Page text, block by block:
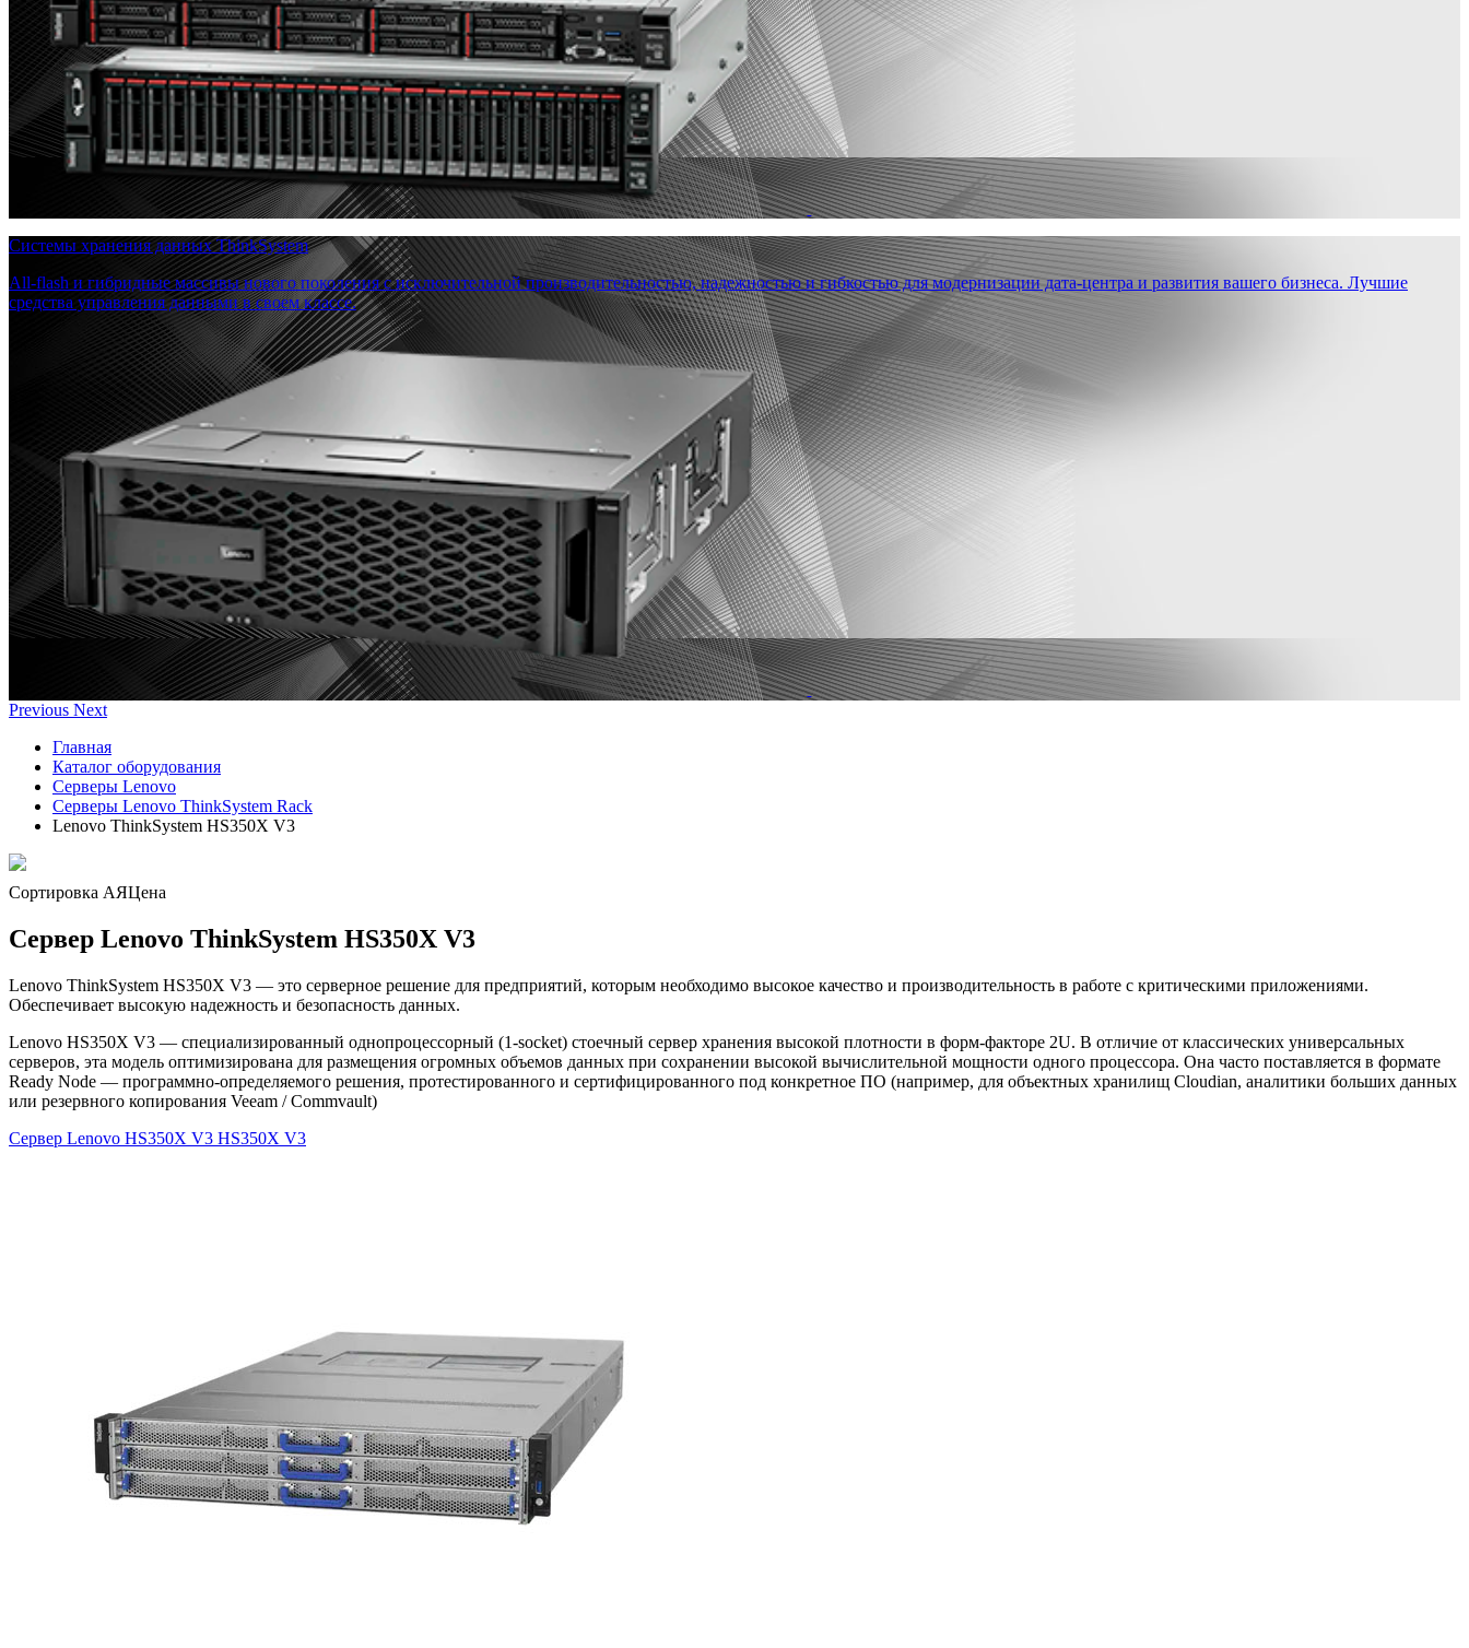
Системы хранения данных ThinkSystem
All-flash и гибридные массивы нового поколения с исключительной производительностью, надежностью и гибкостью для модернизации дата-центра и развития вашего бизнеса. Лучшие
средства управления данными в своем классе.
Previous Next
Главная
Каталог оборудования
Серверы Lenovo
Серверы Lenovo ThinkSystem Rack
Lenovo ThinkSystem HS350X V3
Сортировка АЯЦенa
Сервер Lenovo ThinkSystem HS350X V3
Lenovo ThinkSystem HS350X V3 — это серверное решение для предприятий, которым необходимо высокое качество и производительность в работе с критическими приложениями.
Обеспечивает высокую надежность и безопасность данных.
Lenovo HS350X V3 — специализированный однопроцессорный (1-socket) стоечный сервер хранения высокой плотности в форм-факторе 2U. В отличие от классических универсальных
серверов, эта модель оптимизирована для размещения огромных объемов данных при сохранении высокой вычислительной мощности одного процессора. Она часто поставляется в формате
Ready Node — программно-определяемого решения, протестированного и сертифицированного под конкретное ПО (например, для объектных хранилищ Cloudian, аналитики больших данных
или резервного копирования Veeam / Commvault)
Сервер Lenovo HS350X V3 HS350X V3